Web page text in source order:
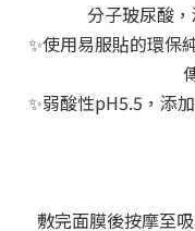
分子玻尿酸
✨使用易服貼的環保
✨弱酸性pH5.5，添